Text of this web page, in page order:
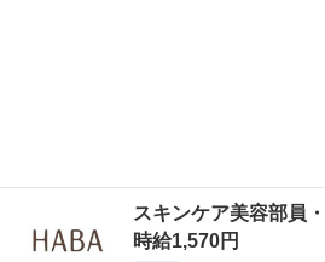
スキンケア美容部員
時給1,570円